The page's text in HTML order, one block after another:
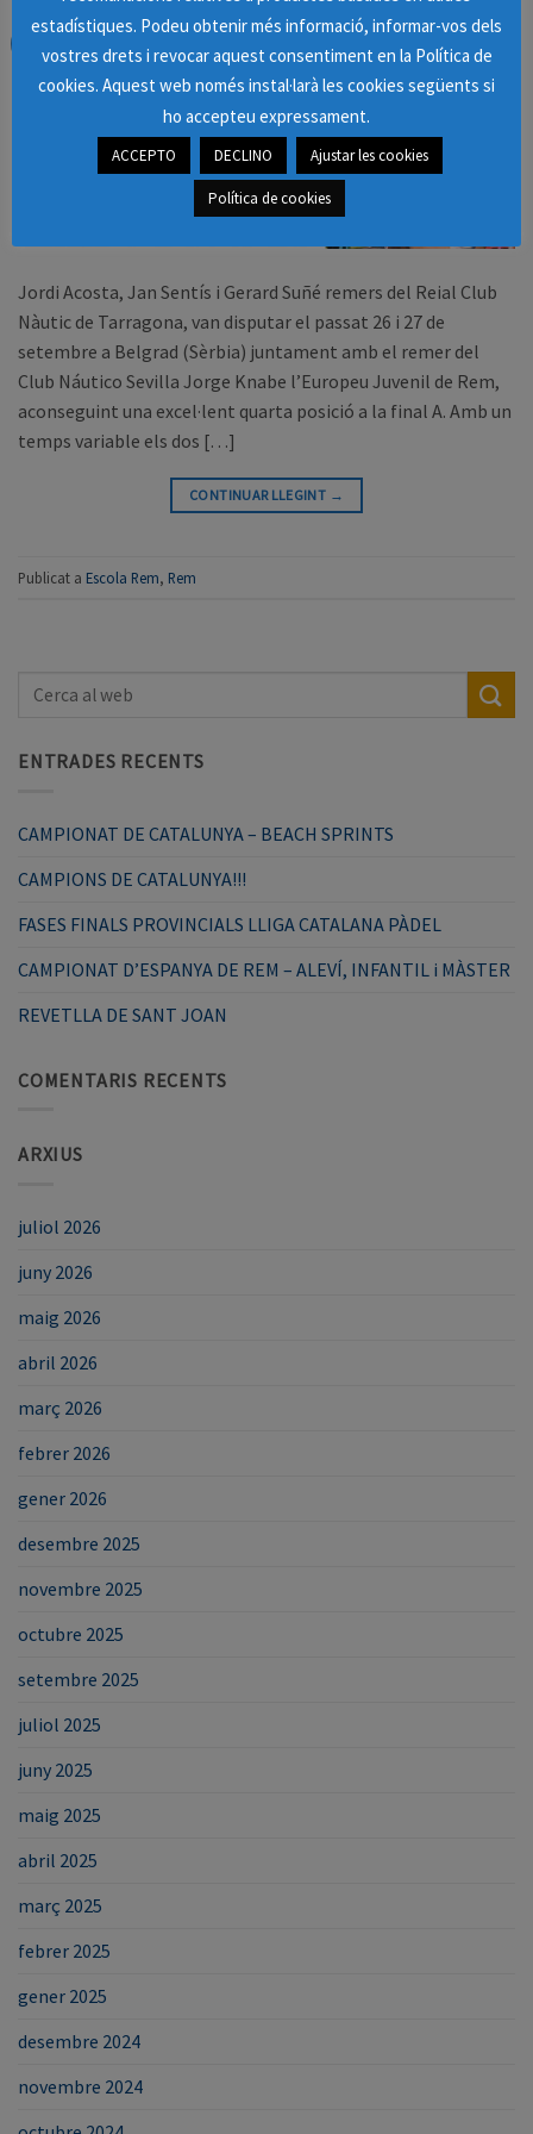
02
oct.
Jordi Acosta, Jan Sentís i Gerard Suñé remers del Reial Club
Nàutic de Tarragona, van disputar el passat 26 i 27 de
setembre a Belgrad (Sèrbia) juntament amb el remer del
Club Náutico Sevilla Jorge Knabe l’Europeu Juvenil de Rem,
aconseguint una excel·lent quarta posició a la final A. Amb un
temps variable els dos […]
CONTINUAR LLEGINT →
Publicat a Escola Rem, Rem
ENTRADES RECENTS
CAMPIONAT DE CATALUNYA – BEACH SPRINTS
CAMPIONS DE CATALUNYA!!!
FASES FINALS PROVINCIALS LLIGA CATALANA PÀDEL
CAMPIONAT D’ESPANYA DE REM – ALEVÍ, INFANTIL i MÀSTER
REVETLLA DE SANT JOAN
COMENTARIS RECENTS
ARXIUS
juliol 2026
juny 2026
maig 2026
abril 2026
març 2026
febrer 2026
gener 2026
desembre 2025
novembre 2025
octubre 2025
setembre 2025
juliol 2025
juny 2025
maig 2025
abril 2025
març 2025
febrer 2025
gener 2025
desembre 2024
novembre 2024
estadístiques. Podeu obtenir més informació, informar-vos dels
vostres drets i revocar aquest consentiment en la Política de
cookies. Aquest web només instal·larà les cookies següents si
ho accepteu expressament.
ACCEPTO DECLINO Ajustar les cookies
Política de cookies